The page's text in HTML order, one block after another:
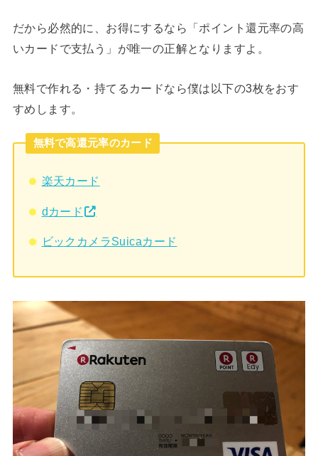
だから必然的に、お得にするなら「ポイント還元率の高
いカードで支払う」が唯一の正解となりますよ。
無料で作れる・持てるカードなら僕は以下の3枚をおす
すめします。
無料で高還元率のカード
楽天カード
dカード
ビックカメラSuicaカード